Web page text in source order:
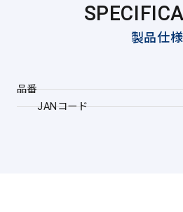
製品仕様
品番
JANコード